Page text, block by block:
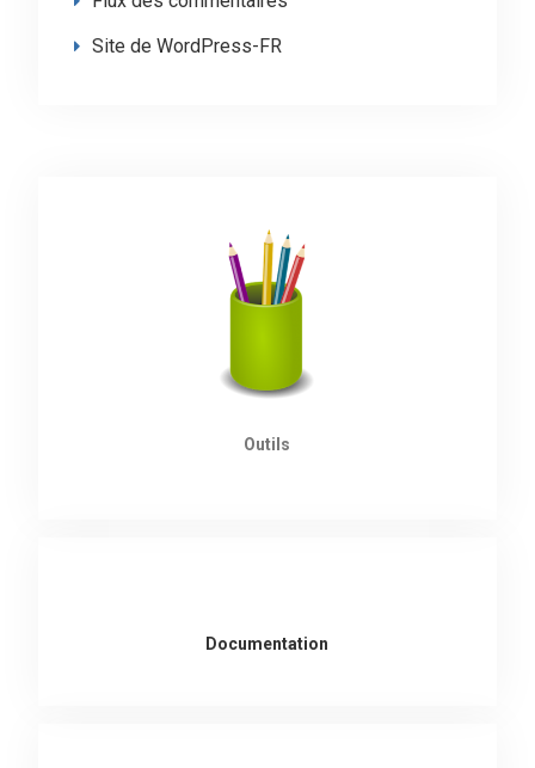
Site de WordPress-FR
Outils
Documentation